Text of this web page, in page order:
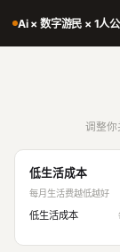
Ai × 数字游民 × 1人
调整
低生活成本
每月生活费越低越好
低生活成本